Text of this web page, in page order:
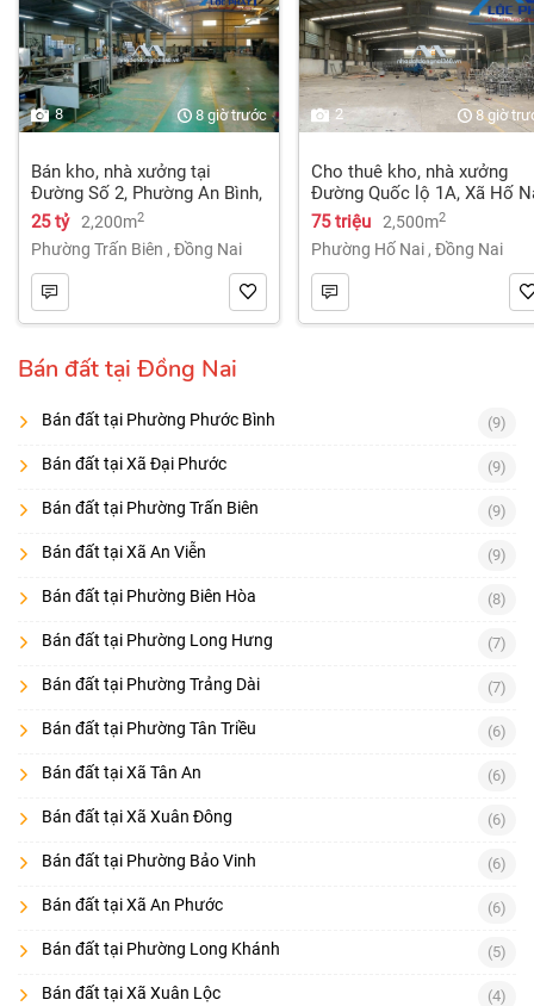
8 8 giờ trước
Bán kho, nhà xưởng tại
Đường Số 2, Phường An Bình,
Thành phố Biên Hòa, Đồng
Nai giá 25 tỷ
25 tỷ 2,200m2
Phường Trấn Biên , Đồng Nai
2 8 giờ
Cho thuê kho, nhà xưởng
Đường Quốc lộ 1A, Xã Hố
3, Trảng Bom, Đồng Nai giá
75 Triệu
75 triệu 2,500m2
Phường Hố Nai , Đồng Nai
Bán đất tại Đồng Nai
Bán đất tại Phường Phước Bình (9)
Bán đất tại Xã Đại Phước (9)
Bán đất tại Phường Trấn Biên (9)
Bán đất tại Xã An Viễn (9)
Bán đất tại Phường Biên Hòa (8)
Bán đất tại Phường Long Hưng (7)
Bán đất tại Phường Trảng Dài (7)
Bán đất tại Phường Tân Triều (6)
Bán đất tại Xã Tân An (6)
Bán đất tại Xã Xuân Đông (6)
Bán đất tại Phường Bảo Vinh (6)
Bán đất tại Xã An Phước (6)
Bán đất tại Phường Long Khánh (5)
Bán đất tại Xã Xuân Lộc (4)